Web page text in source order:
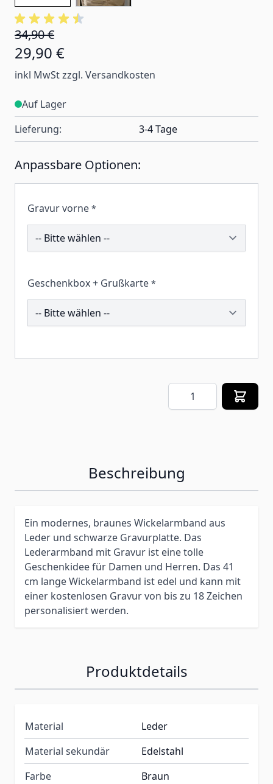
34,90 €
29,90 €
inkl MwSt zzgl. Versandkosten
Auf Lager
Lieferung:
3-4 Tage
Anpassbare Optionen:
Gravur vorne *
190355
Geschenkbox + Grußkarte *
259441
Menge
Beschreibung
Ein modernes, braunes Wickelarmband aus
Leder und schwarze Gravurplatte. Das
Lederarmband mit Gravur ist eine tolle
Geschenkidee für Damen und Herren. Das 41
cm lange Wickelarmband ist edel und kann mit
einer kostenlosen Gravur von bis zu 18 Zeichen
personalisiert werden.
Produktdetails
Material
Leder
Material sekundär
Edelstahl
Farbe
Braun